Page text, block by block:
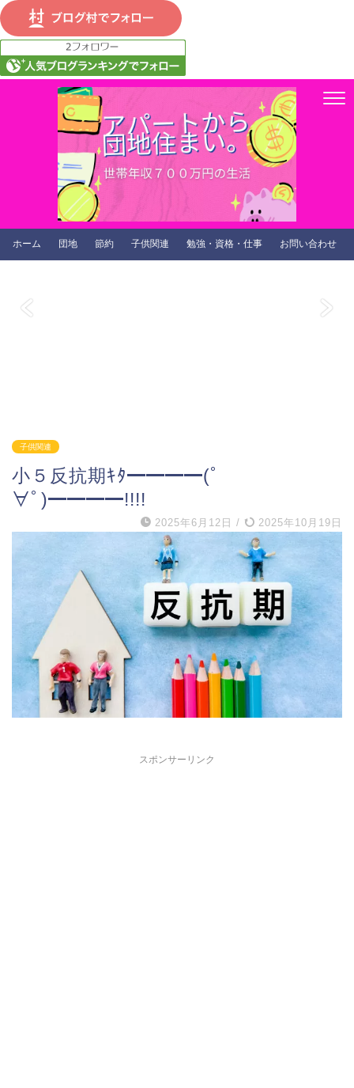
ホーム 団地 節約 子供関連 勉強・資格・仕事 お問い合わせ
子供関連
小５反抗期ｷﾀ━━━━(ﾟ
∀ﾟ)━━━━!!!!
2025年6月12日 / 2025年10月19日
スポンサーリンク